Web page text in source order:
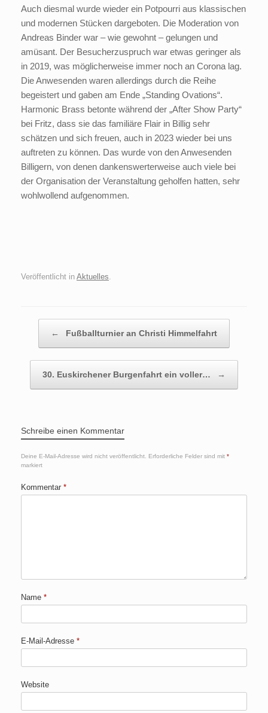
Auch diesmal wurde wieder ein Potpourri aus klassischen
und modernen Stücken dargeboten. Die Moderation von
Andreas Binder war – wie gewohnt – gelungen und
amüsant. Der Besucherzuspruch war etwas geringer als
in 2019, was möglicherweise immer noch an Corona lag.
Die Anwesenden waren allerdings durch die Reihe
begeistert und gaben am Ende „Standing Ovations“.
Harmonic Brass betonte während der „After Show Party“
bei Fritz, dass sie das familiäre Flair in Billig sehr
schätzen und sich freuen, auch in 2023 wieder bei uns
auftreten zu können. Das wurde von den Anwesenden
Billigern, von denen dankenswerterweise auch viele bei
der Organisation der Veranstaltung geholfen hatten, sehr
wohlwollend aufgenommen.
Veröffentlicht in Aktuelles
← Fußballturnier an Christi Himmelfahrt
30. Euskirchener Burgenfahrt ein voller… →
Schreibe einen Kommentar
Deine E-Mail-Adresse wird nicht veröffentlicht. Erforderliche Felder sind mit *
markiert
Kommentar *
Name *
E-Mail-Adresse *
Website